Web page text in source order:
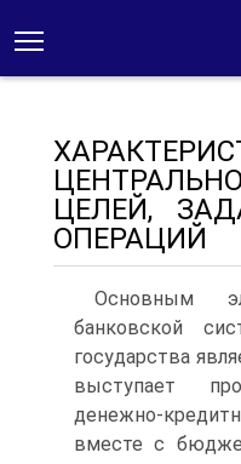
ЦЕЛЕЙ,
ОПЕРАЦИЙ
Основным
банковской
государства
выступает
денежно-
вместе с